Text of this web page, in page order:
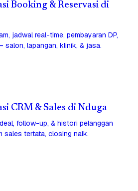
Booking & Reservasi di
jadwal real-time, pembayaran DP,
salon, lapangan, klinik, & jasa.
CRM & Sales di Nduga
follow-up, & histori pelanggan
sales tertata, closing naik.